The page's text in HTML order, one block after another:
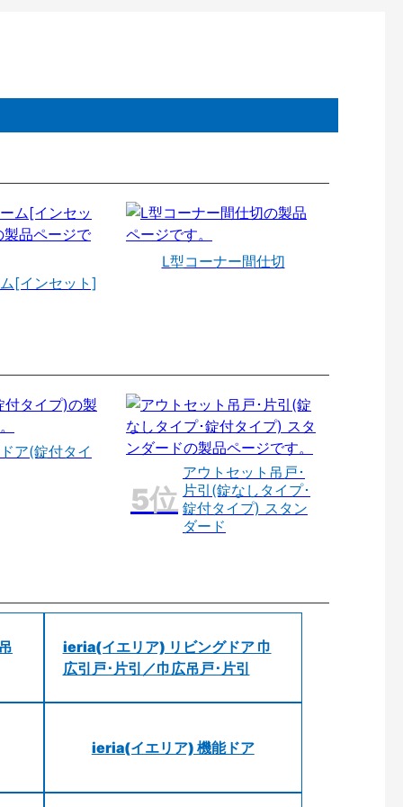
[インセット]
L型コーナー間仕切
ア(錠付タイ
アウトセット吊戸･
片引(錠なしタイプ･
錠付タイプ) スタン
ダード
ieria(イエリア) リビングドア 巾
広引戸･片引／巾広吊戸･片引
ieria(イエリア) 機能ドア